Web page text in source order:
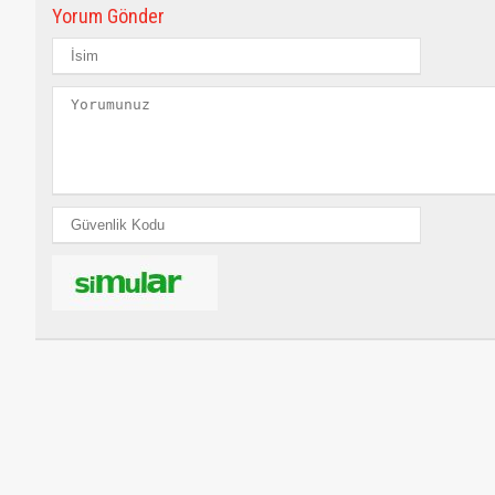
Yorum Gönder